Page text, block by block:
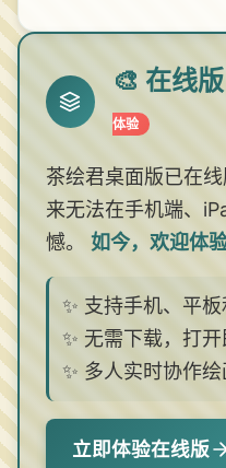
🎨 在线
体验
茶绘君桌面版已在
来无法在手机端、
憾。 如今，欢迎体
✨ 支持手机、平
✨ 无需下载，打开
✨ 多人实时协作绘
立即体验在线版